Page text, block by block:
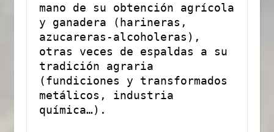
mano de su obtención agrícola
y ganadera (harineras,
azucareras-alcoholeras),
otras veces de espaldas a su
tradición agraria
(fundiciones y transformados
metálicos, industria
química…).